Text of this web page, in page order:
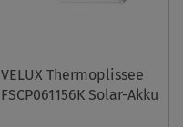
VELUX Thermoplissee
FSCP061156K Solar-Akku